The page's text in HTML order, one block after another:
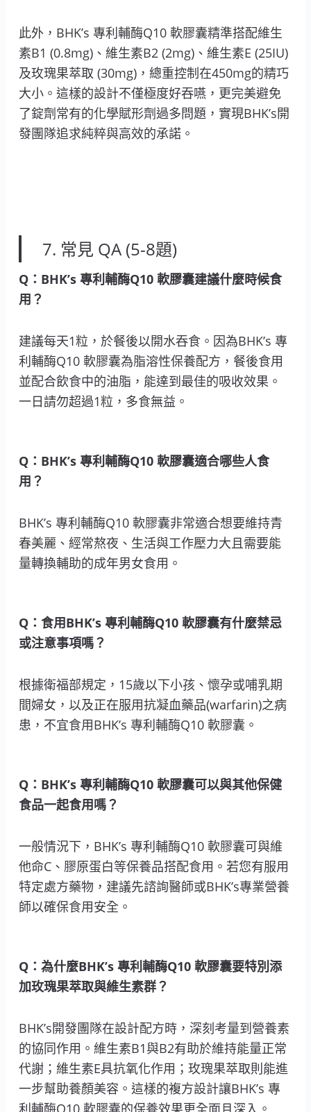
此外，BHK’s 專利輔酶Q10 軟膠囊精準搭配維生
素B1 (0.8mg)、維生素B2 (2mg)、維生素E (25IU)
及玫瑰果萃取 (30mg)，總重控制在450mg的精巧
大小。這樣的設計不僅極度好吞嚥，更完美避免
了錠劑常有的化學賦形劑過多問題，實現BHK’s開
發團隊追求純粹與高效的承諾。
7. 常見 QA (5-8題)
Q：BHK’s 專利輔酶Q10 軟膠囊建議什麼時候食
用？
建議每天1粒，於餐後以開水吞食。因為BHK’s 專
利輔酶Q10 軟膠囊為脂溶性保養配方，餐後食用
並配合飲食中的油脂，能達到最佳的吸收效果。
一日請勿超過1粒，多食無益。
Q：BHK’s 專利輔酶Q10 軟膠囊適合哪些人食
用？
BHK’s 專利輔酶Q10 軟膠囊非常適合想要維持青
春美麗、經常熬夜、生活與工作壓力大且需要能
量轉換輔助的成年男女食用。
Q：食用BHK’s 專利輔酶Q10 軟膠囊有什麼禁忌
或注意事項嗎？
根據衛福部規定，15歲以下小孩、懷孕或哺乳期
間婦女，以及正在服用抗凝血藥品(warfarin)之病
患，不宜食用BHK’s 專利輔酶Q10 軟膠囊。
Q：BHK’s 專利輔酶Q10 軟膠囊可以與其他保健
食品一起食用嗎？
一般情況下，BHK’s 專利輔酶Q10 軟膠囊可與維
他命C、膠原蛋白等保養品搭配食用。若您有服用
特定處方藥物，建議先諮詢醫師或BHK’s專業營養
師以確保食用安全。
Q：為什麼BHK’s 專利輔酶Q10 軟膠囊要特別添
加玫瑰果萃取與維生素群？
BHK’s開發團隊在設計配方時，深刻考量到營養素
的協同作用。維生素B1與B2有助於維持能量正常
代謝；維生素E具抗氧化作用；玫瑰果萃取則能進
一步幫助養顏美容。這樣的複方設計讓BHK’s 專